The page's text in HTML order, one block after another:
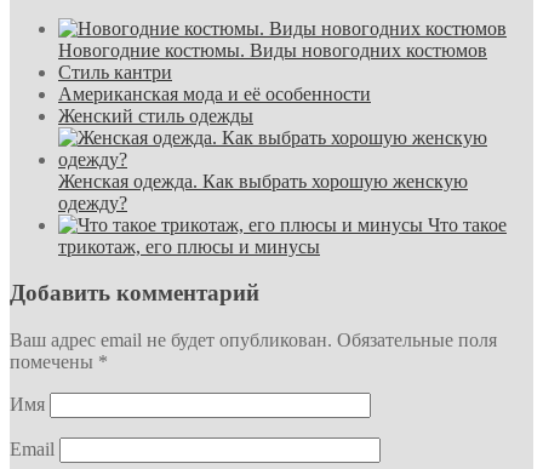
Новогодние костюмы. Виды новогодних костюмов
Стиль кантри
Американская мода и её особенности
Женский стиль одежды
Женская одежда. Как выбрать хорошую женскую
одежду?
Что такое
трикотаж, его плюсы и минусы
Добавить комментарий
Ваш адрес email не будет опубликован. Обязательные поля
помечены *
Имя
Email